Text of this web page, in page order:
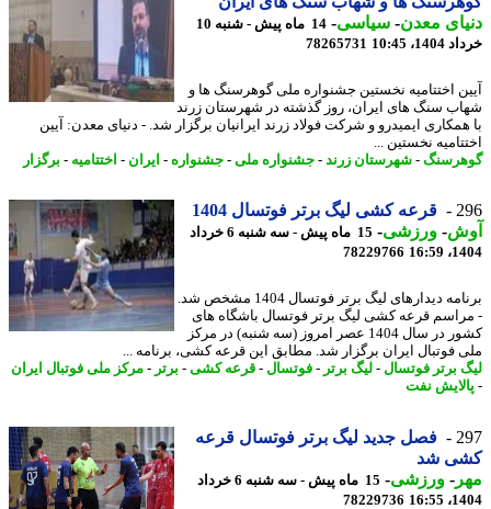
معدن-سیاسی-
14 ماه پیش - شنبه 10
10:45
78265731
اختتامیه نخستین جشنواره ملی گوهرسنگ ها و
سنگ های ایران، روز گذشته در شهرستان زرند
ایمیدرو و شرکت فولاد زرند ایرانیان برگزار شد. - دنیای معدن: آیین
نخستین ...
-شهرستان زرند - جشنواره ملی -جشنواره- ایران - اختتامیه-برگزار
قرعه کشی لیگ برتر فوتسال 1404
-ورزشی-
15 ماه پیش - سه شنبه 6 خرداد
78229766
برنامه دیدارهای لیگ برتر فوتسال 1404 مشخص شد.
قرعه کشی لیگ برتر فوتسال باشگاه های
کشور در سال 1404 عصر امروز (سه شنبه) در مرکز
فوتبال ایران برگزار شد. مطابق این قرعه کشی، برنامه ...
برتر فوتسال-لیگ برتر - فوتسال-قرعه کشی-برتر - مرکز ملی فوتبال ایران
نفت
فصل جدید لیگ برتر فوتسال قرعه
شد
-ورزشی-
15 ماه پیش - سه شنبه 6 خرداد
78229736